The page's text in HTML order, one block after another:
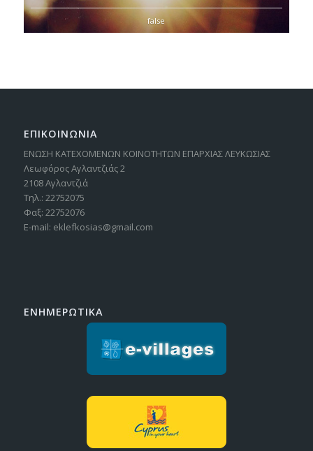
false
ΕΠΙΚΟΙΝΩΝΙΑ
ΕΝΩΣΗ ΚΑΤΕΧΟΜΕΝΩΝ ΚΟΙΝΟΤΗΤΩΝ ΕΠΑΡΧΙΑΣ ΛΕΥΚΩΣΙΑΣ
Λεωφόρος Αγλαντζιάς 2
2108 Αγλαντζιά
Τηλ.: 22752075
Φαξ: 22752076
E-mail: eklefkosias@gmail.com
ΕΝΗΜΕΡΩΤΙΚΑ